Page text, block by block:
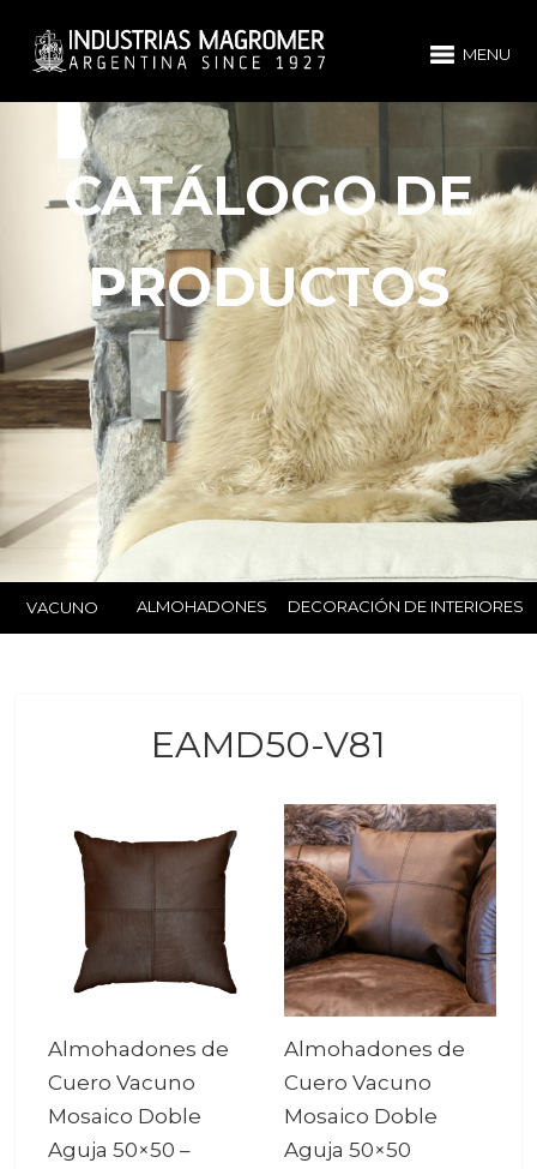
MENU
CATÁLOGO DE
PRODUCTOS
VACUNO ALMOHADONES DECORACIÓN DE INTERIORES
EAMD50-V81
Almohadones de
Cuero Vacuno
Mosaico Doble
Aguja 50×50 –
Almohadones de
Cuero Vacuno
Mosaico Doble
Aguja 50×50